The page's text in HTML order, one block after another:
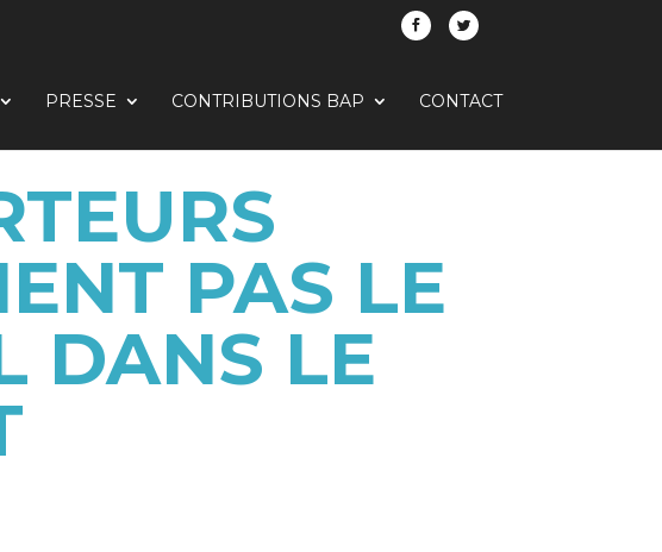
PRESSE CONTRIBUTIONS BAP CONTACT
PAS LE
DANS LE